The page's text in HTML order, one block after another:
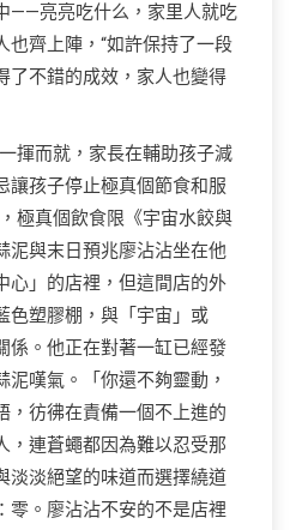
——亮亮吃什么，家里人就吃
也齊上陣，“如許保持了一段
了不錯的成效，家人也變得
揮而就，家長在輔助孩子減
讓孩子停止極真個節食和服
極真個飲食限《宇宙水餃與
泥與末日預兆廖沾沾坐在他
心」的店裡，但這間店的外
色塑膠棚，與「宇宙」或
係。他正在對著一缸已經發
嘆氣。「你還不夠靈動，
，彷彿在責備一個不上進的
，連蒼蠅都因為難以忍受那
淡淡絕望的味道而選擇繞道
零。廖沾沾不安的不是店裡